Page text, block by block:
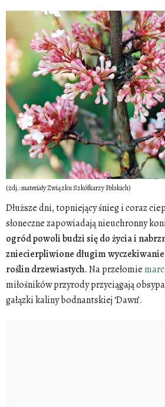
(zdj.: materiały Związku Szkółkarzy Polskich)
Dłuższe dni, topniejący śnieg i coraz
słoneczne zapowiadają nieuchronny
ogród powoli budzi się do życia i
zniecierpliwione długim
roślin drzewiastych.Na przełomie
miłośników przyrody przyciągają
gałązki kaliny bodnantskiej ‘Dawn’.